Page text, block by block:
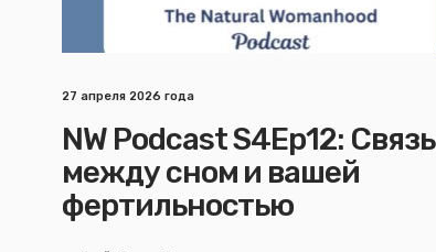
27 апреля 2026 года
NW Podcast S4Ep12: Связь
между сном и вашей
фертильностью